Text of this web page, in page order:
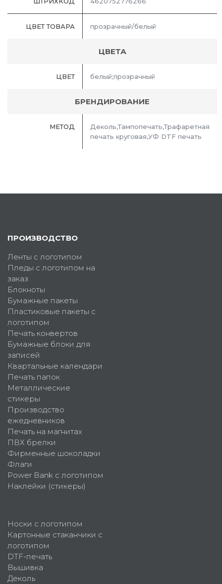
ЦВЕТ ТОВАРА прозрачный/белый
ЦВЕТА
ЦВЕТ белый;прозрачный
БРЕНДИРОВАНИЕ
МЕТОД
Деколь,Тампопечать,Трафаретная
печать круговая,УФ DTF печать
ПРОИЗВОДСТВО
Ленты с логотипом
Пледы с логотипом на
заказ
Блокноты
Бумажные пакеты
Пластиковые пакеты с
логотипом
Печать конвертов
Бумажные блоки для
записей
Квартальные календари
Печать папок
Металлические
стикеры
Производство
ежедневников
Печать на магнитах
ПВХ брелки
Фирменные шоколадки
Флаги
Power Bank с логотипом
Наклейки (стикеры)
Носки с логотипом
Картонные стаканчики с
логотипом
DTF-печать
Вышивка
Деколь